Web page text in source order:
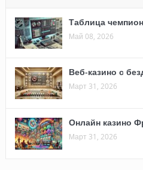
Таблица
Май 08, 2026
Веб-казино с
Март 31, 2026
Онлайн казино
Март 31, 2026